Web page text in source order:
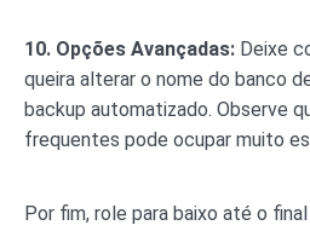
10. Opções Avançadas: Deixe
queira alterar o nome do banco
backup automatizado. Observe
frequentes pode ocupar muito
Por fim, role para baixo até o